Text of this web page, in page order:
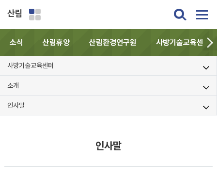
산림
소식 산림휴양 산림환경연구원 사방기술교육센터
사방기술교육센터
소개
인사말
인사말